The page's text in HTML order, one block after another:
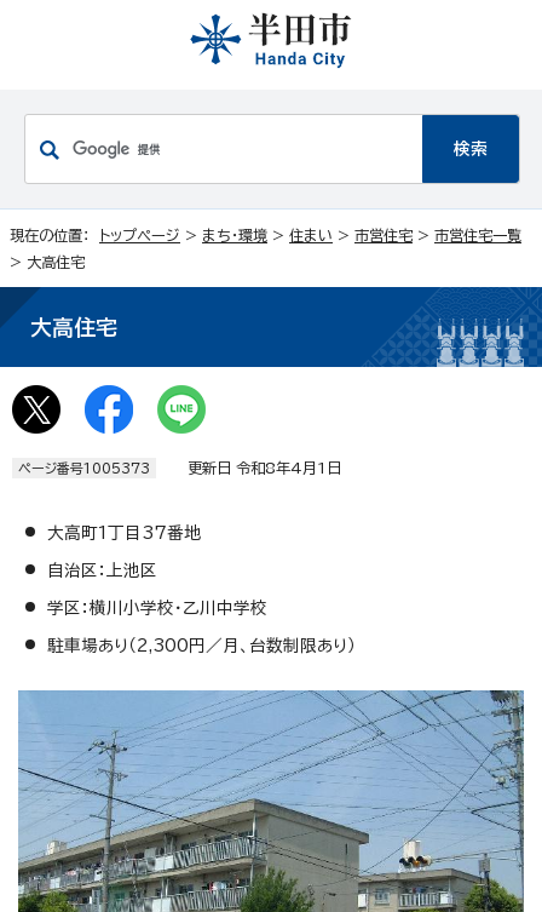
現在の位置： トップページ > まち・環境 > 住まい > 市営住宅 > 市営住宅一覧
> 大高住宅
大高住宅
ページ番号1005373 更新日 令和8年4月1日
大高町1丁目37番地
自治区：上池区
学区：横川小学校・乙川中学校
駐車場あり（2,300円／月、台数制限あり）